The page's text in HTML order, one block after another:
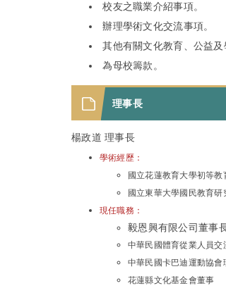
校友之職業介紹事項。
辦理學術文化交流事項。
其他有關文化教育、公益及
為母校籌款。
理事長
楊政道 理事長
學術經歷：
國立花蓮教育大學初等教
國立東華大學國民教育
現任職務：
毅恩興有限公司董事
中華民國體育從業人員交
中華民國卡巴迪運動協會
花蓮縣文化基金會董事